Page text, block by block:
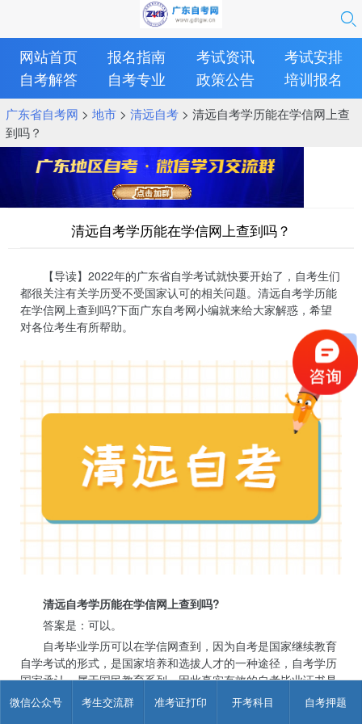
微信公众号 考生交流群 准考证打印 开考科目 自考押题
网站首页 报名指南 考试资讯
考试安排
自考解答
自考专业 政策公告 培训报名
广东省自考网 > 地市> 清远自考> 清远自考学历能在学信网上查
到吗？
清远自考学历能在学信网上查到吗？
【导读】2022年的广东省自学考试就快要开始了，自考生们
都很关注有关学历受不受国家认可的相关问题。清远自考学历能
在学信网上查到吗?下面广东自考网小编就来给大家解惑，希望
对各位考生有所帮助。
清远自考学历能在学信网上查到吗?
答案是：可以。
自考毕业学历可以在学信网查到，因为自考是国家继续教育
自学考试的形式，是国家培养和选拔人才的一种途径，自考学历
国家承认，属于国民教育系列，因此真实有效的自考毕业证书是
可以在学信网查询的。自考属于开放式教育，报考门槛低，能够
满足多种层次的教育需求。